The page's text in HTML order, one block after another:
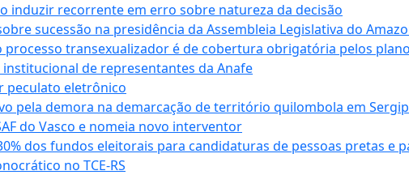
induzir recorrente em erro sobre natureza da decisão
sucessão na presidência da Assembleia Legislativa do
transexualizador é de cobertura obrigatória pelos
de representantes da Anafe
peculato eletrônico
pela demora na demarcação de território quilombola em
do Vasco e nomeia novo interventor
dos fundos eleitorais para candidaturas de pessoas pretas e
no TCE-RS